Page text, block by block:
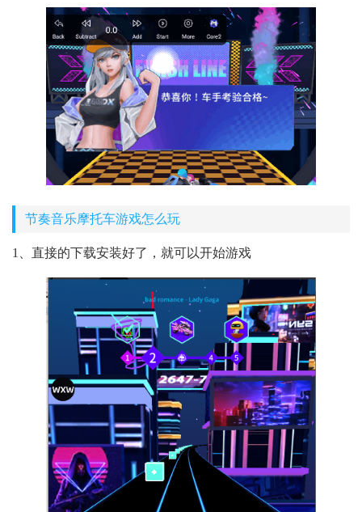
节奏音乐摩托车游戏怎么玩
1、直接的下载安装好了，就可以开始游戏